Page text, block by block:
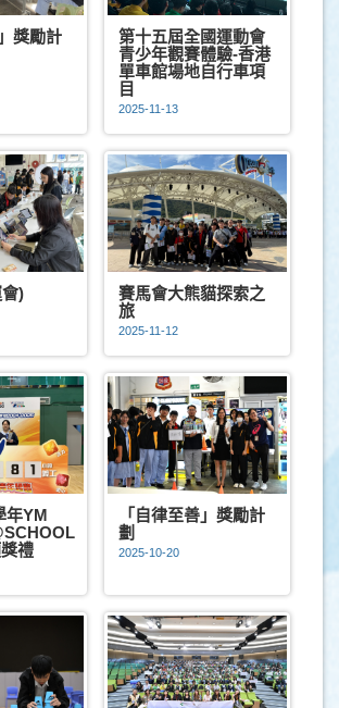
獎勵計
第十五屆全國運動會
青少年觀賽體驗-香港
單車館場地自行車項
目
2025-11-13
)
賽馬會大熊貓探索之
旅
2025-11-12
年YM
禮
「自律至善」獎勵計
劃
2025-10-20